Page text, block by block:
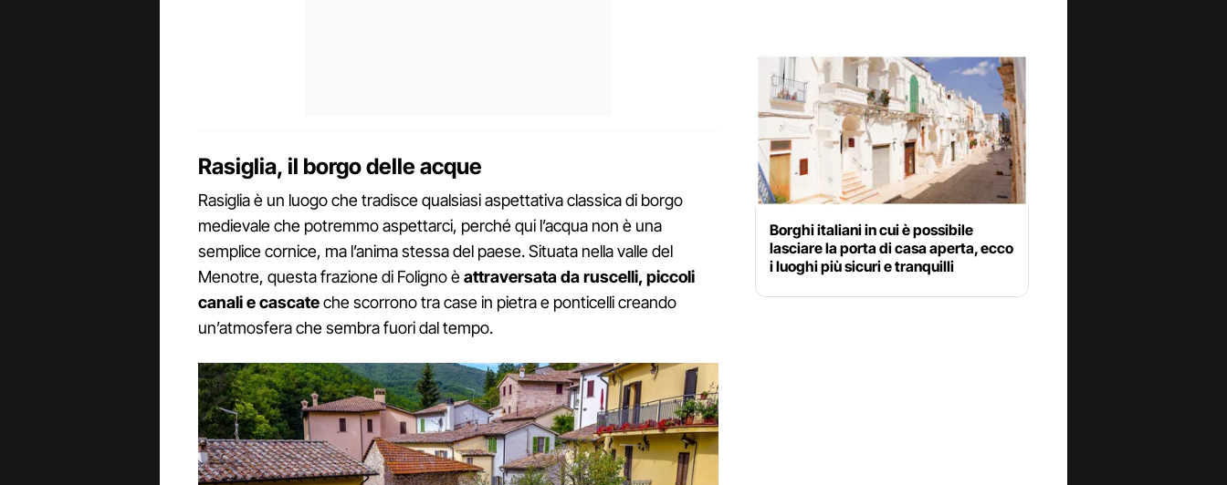
Rasiglia, il borgo delle acque
Rasiglia è un luogo che tradisce qualsiasi aspettativa classica di borgo
medievale che potremmo aspettarci, perché qui l’acqua non è una
semplice cornice, ma l’anima stessa del paese. Situata nella valle del
Menotre, questa frazione di Foligno èattraversata da ruscelli, piccoli
canali e cascateche scorrono tra case in pietra e ponticelli creando
un’atmosfera che sembra fuori dal tempo.
Borghi italiani in cui è possibile
lasciare la porta di casa aperta, ecco
i luoghi più sicuri e tranquilli